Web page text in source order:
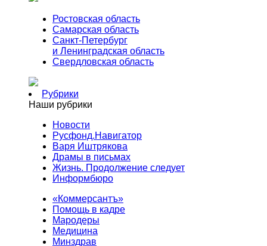
Ростовская область
Самарская область
Санкт-Петербург
и Ленинградская область
Свердловская область
Рубрики
Наши рубрики
Новости
Русфонд.Навигатор
Варя Иштрякова
Драмы в письмах
Жизнь. Продолжение следует
Информбюро
«Коммерсантъ»
Помощь в кадре
Мародеры
Медицина
Минздрав